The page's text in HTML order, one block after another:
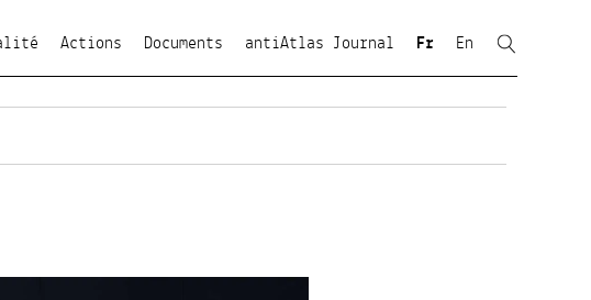
Actions Documents antiAtlas Journal Fr En